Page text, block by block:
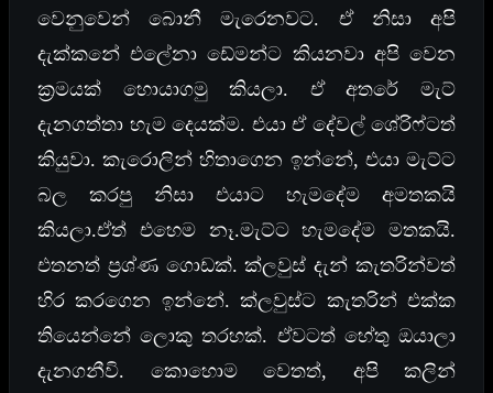
වෙනුවෙන් බොනී මැරෙනවට. ඒ නිසා අපි
දැක්කනේ එලේනා ඩේමන්ට කියනවා අපි වෙන
ක්‍රමයක් හොයාගමු කියලා. ඒ අතරේ මැට්
දැනගත්තා හැම දෙයක්ම. එයා ඒ දේවල් ශේරිෆ්ටත්
කියුවා. කැරොලින් හිතාගෙන ඉන්නේ, එයා මැට්ට
බල කරපු නිසා එයාට හැමදේම අමතකයි
කියලා.ඒත් එහෙම නෑ.මැට්ට හැමදේම මතකයි.
එතනත් ප්‍රශ්ණ ගොඩක්. ක්ලවුස් දැන් කැතරින්වත්
හිර කරගෙන ඉන්නේ. ක්ලවුස්ට කැතරින් එක්ක
තියෙන්නේ ලොකු තරහක්. ඒවටත් හේතු ඔයාලා
දැනගනීවි. කොහොම වෙතත්, අපි කලින්